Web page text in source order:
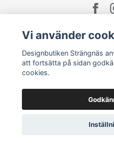
© 2026 Designbutiken
Vi använder
Designbutiken Strängnäs
att fortsätta på sidan
cookies.